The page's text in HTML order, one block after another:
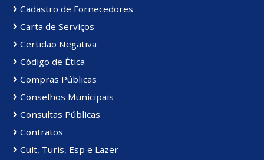
Cadastro de Fornecedores
Carta de Serviços
Certidão Negativa
Código de Ética
Compras Públicas
Conselhos Municipais
Consultas Públicas
Contratos
Cult, Turis, Esp e Lazer